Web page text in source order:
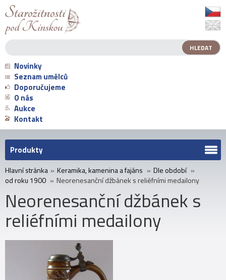
Novinky
Seznam umělců
Doporučujeme
O nás
Aukce
Kontakt
Produkty
Hlavní stránka » Keramika, kamenina a fajáns » Dle období »
od roku 1900 » Neorenesanční džbánek s reliéfními medailony
Neorenesanční džbánek s
reliéfními medailony